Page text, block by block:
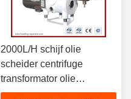
2000L/H schijf olie
scheider centrifuge
transformator olie
zuivering 4kW motor 380V